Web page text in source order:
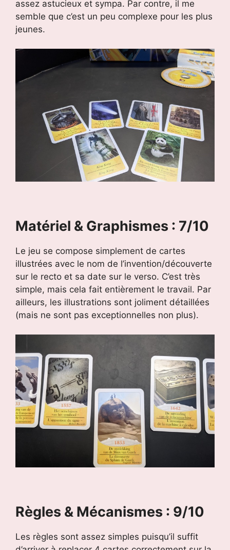
assez astucieux et sympa. Par contre, il me
semble que c’est un peu complexe pour les plus
jeunes.
Matériel & Graphismes : 7/10
Le jeu se compose simplement de cartes
illustrées avec le nom de l’invention/découverte
sur le recto et sa date sur le verso. C’est très
simple, mais cela fait entièrement le travail. Par
ailleurs, les illustrations sont joliment détaillées
(mais ne sont pas exceptionnelles non plus).
Règles & Mécanismes : 9/10
Les règles sont assez simples puisqu’il suffit